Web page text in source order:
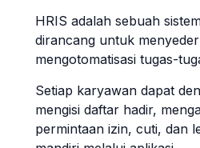
HRIS adalah sebuah
dirancang untuk
mengotomatisasi tugas-
Setiap karyawan dapat
mengisi daftar hadir,
permintaan izin, cuti, dan